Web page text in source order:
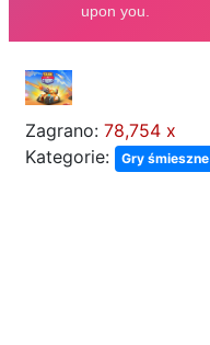
Zagrano: 78,754 x
Kategorie:
Gry śmieszne